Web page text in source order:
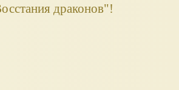
драконов"!